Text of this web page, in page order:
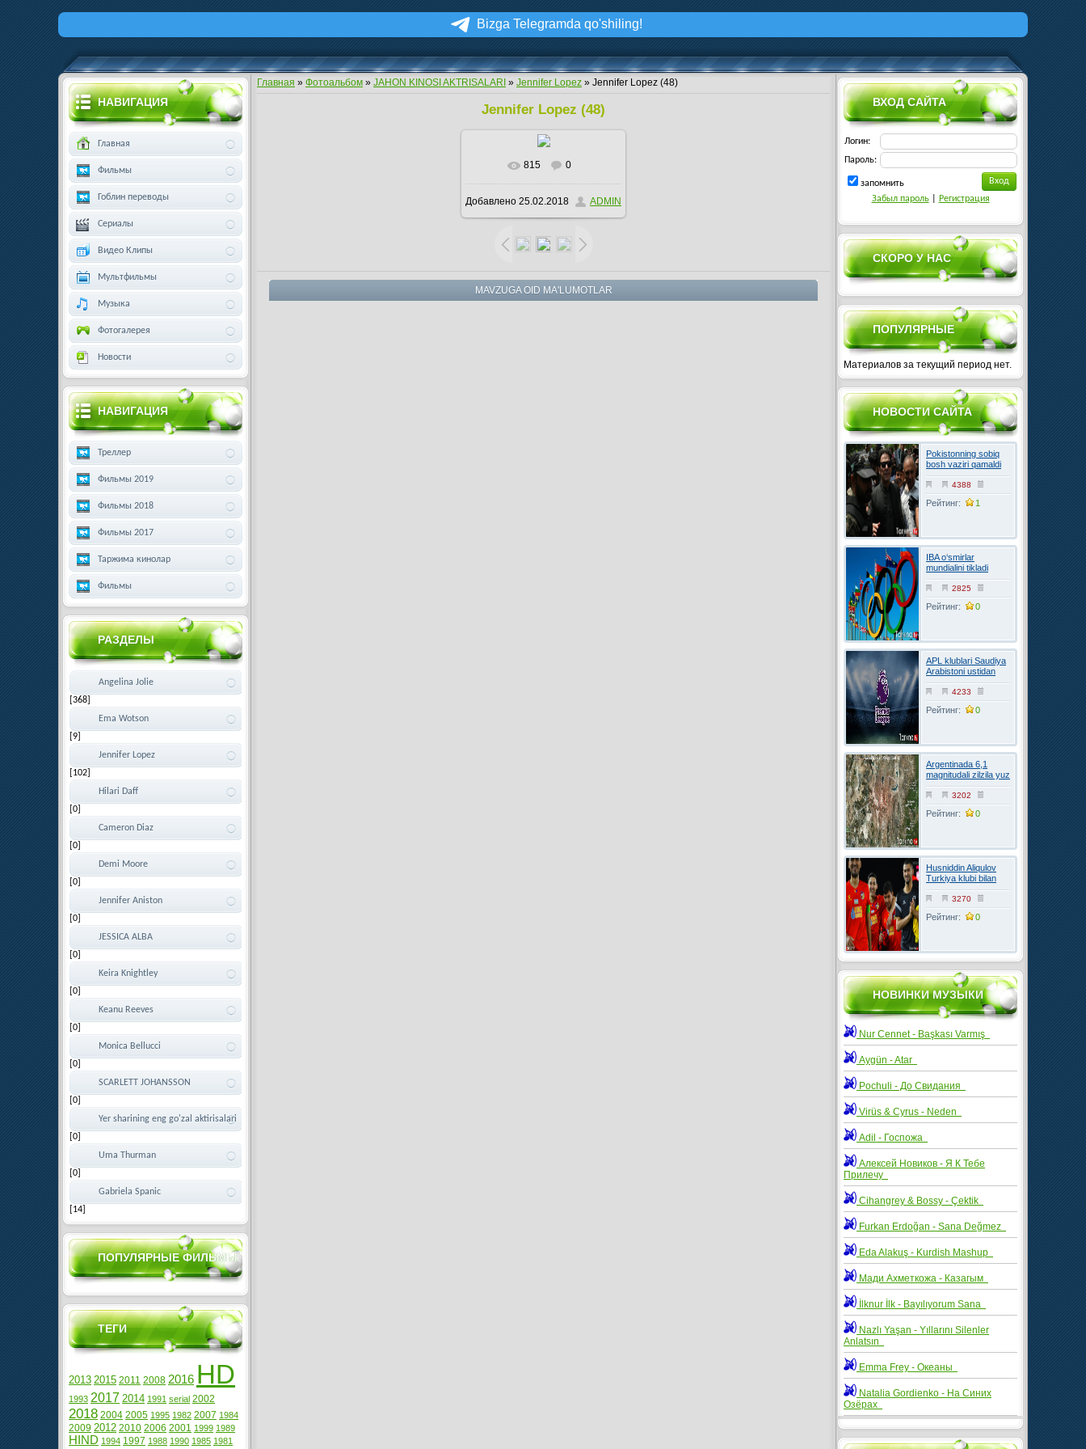
Bizga Telegramda qo'shiling!
Главная » Фотоальбом » JAHON KINOSI AKTRISALARI » Jennifer Lopez » Jennifer Lopez (48)
Jennifer Lopez (48)
В реальном размере
453x727/ 85.6Kb
815 0
Добавлено 25.02.2018 ADMIN
MAVZUGA OID MA'LUMOTLAR
ВХОД САЙТА
Логин:
Пароль:
запомнить
Забыл пароль| Регистрация
СКОРО У НАС
ПОПУЛЯРНЫЕ
Материалов за текущий период нет.
НОВОСТИ САЙТА
Pokistonning sobiq
bosh vaziri qamaldi
4388
Рейтинг: 1
IBA o‘smirlar
mundialini tikladi
2825
Рейтинг: 0
APL klublari Saudiya
Arabistoni ustidan
FIFAga shikoyat
qilmoqchi4233
Рейтинг: 0
Argentinada 6,1
magnitudali zilzila yuz
berdi
3202
Рейтинг: 0
Husniddin Aliqulov
Turkiya klubi bilan
kelishuvga erishdi
3270
Рейтинг: 0
НОВИНКИ МУЗЫКИ
Nur Cennet - Başkası Varmış
Aygün - Atar
Pochuli - До Свидания
Virüs & Cyrus - Neden
Adil - Госпожа
Алексей Новиков - Я К Тебе
Прилечу
Cihangrey & Bossy - Çektik
Furkan Erdoğan - Sana Değmez
Eda Alakuş - Kurdish Mashup
Мади Ахметкожа - Казагым
İlknur İlk - Bayılıyorum Sana
Nazlı Yaşan - Yıllarını Silenler
Anlatsın
Emma Frey - Океаны
Natalia Gordienko - На Синих
Озёрах
НАВИГАЦИЯ
Главная
Фильмы
Гоблин переводы
Сериалы
Видео Клипы
Мультфильмы
Музыка
Фотогалерея
Новости
НАВИГАЦИЯ
Треллер
Фильмы 2019
Фильмы 2018
Фильмы 2017
Таржима кинолар
Фильмы
РАЗДЕЛЫ
Angelina Jolie
[368]
Ema Wotson
[9]
Jennifer Lopez
[102]
Hilari Daff
[0]
Cameron Diaz
[0]
Demi Moore
[0]
Jennifer Aniston
[0]
JESSICA ALBA
[0]
Keira Knightley
[0]
Keanu Reeves
[0]
Monica Bellucci
[0]
SCARLETT JOHANSSON
[0]
Yer sharining eng go'zal aktirisalari
[0]
Uma Thurman
[0]
Gabriela Spanic
[14]
ПОПУЛЯРНЫЕ ФИЛЬМЫ
ТЕГИ
2013 2015 2011 2008 2016 HD
1993 2017 2014 1991 serial 2002
2018 2004 2005 1995 1982 2007 1984
2009 2012 2010 2006 2001 1999 1989
HIND 1994 1997 1988 1990 1985 1981